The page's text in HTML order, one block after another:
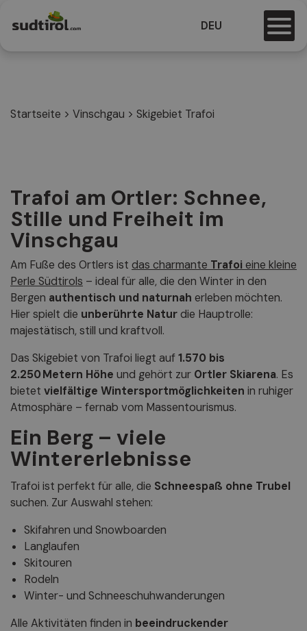
DEU
Startseite > Vinschgau > Skigebiet Trafoi
Trafoi am Ortler: Schnee,
Stille und Freiheit im
Vinschgau
Am Fuße des Ortlers ist das charmante Trafoi eine kleine
Perle Südtirols – ideal für alle, die den Winter in den
Bergen authentisch und naturnah erleben möchten.
Hier spielt die unberührte Naturdie Hauptrolle:
majestätisch, still und kraftvoll.
Das Skigebiet von Trafoi liegt auf1.570 bis
2.250 Metern Höhe und gehört zur Ortler Skiarena. Es
bietet vielfältige Wintersportmöglichkeiten in ruhiger
Atmosphäre – fernab vom Massentourismus.
Ein Berg – viele
Wintererlebnisse
Trafoi ist perfekt für alle, die Schneespaß ohne Trubel
suchen. Zur Auswahl stehen:
Skifahren und Snowboarden
Langlaufen
Skitouren
Rodeln
Winter- und Schneeschuhwanderungen
Alle Aktivitäten finden in beeindruckender